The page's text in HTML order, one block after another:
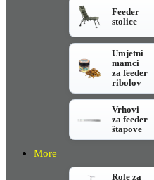
Feeder
stolice
Umjetni
mamci
za feeder
ribolov
Vrhovi
za feeder
štapove
More
Role za